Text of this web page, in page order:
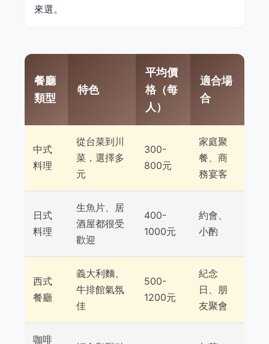
來選。
餐廳
類型
特色
平均價
格（每
人）
適合場
合
中式
料理
從台菜到川
菜，選擇多
元
300-
800元
家庭聚
餐、商
務宴客
日式
料理
生魚片、居
酒屋都很受
歡迎
400-
1000元
約會、
小酌
西式
餐廳
義大利麵、
牛排館氣氛
佳
500-
1200元
紀念
日、朋
友聚會
咖啡